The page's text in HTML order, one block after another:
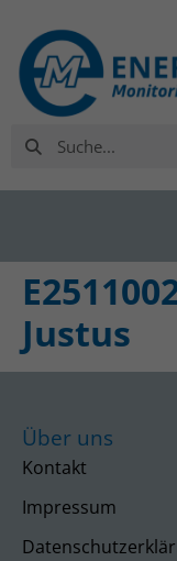
Justus
Über uns
Kontakt
Impressum